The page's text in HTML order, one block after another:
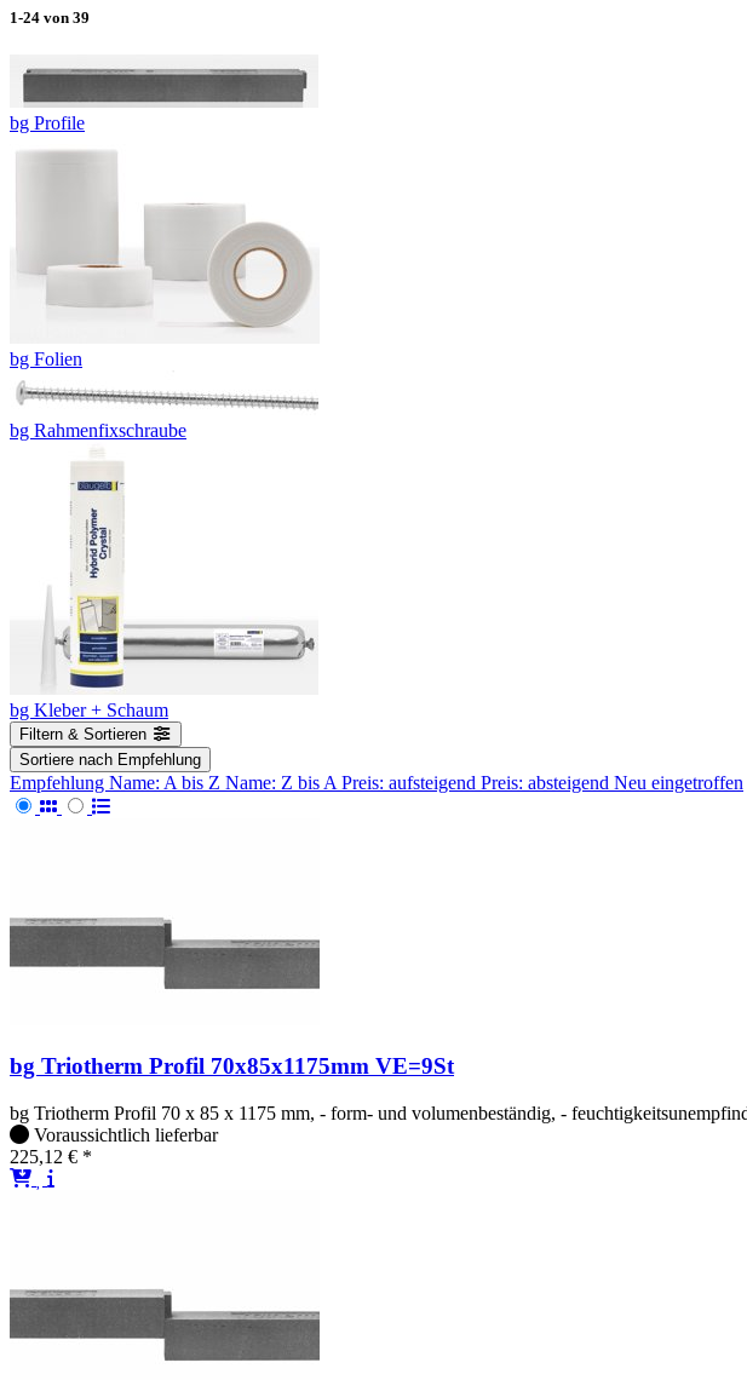
1-24 von 39
bg Profile
bg Folien
bg Rahmenfixschraube
bg Kleber + Schaum
Filtern & Sortieren
Sortiere nach Empfehlung
Empfehlung Name: A bis Z Name: Z bis A Preis: aufsteigend Preis: absteigend Neu eingetroffen
bg Triotherm Profil 70x85x1175mm VE=9St
bg Triotherm Profil 70 x 85 x 1175 mm, - form- und volumenbeständig, -
Voraussichtlich lieferbar
225,12 € *